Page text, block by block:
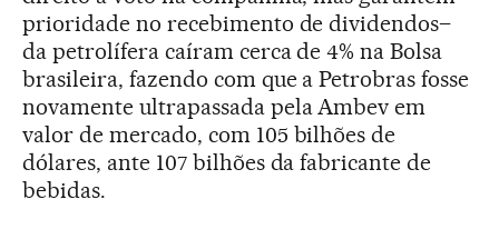
prioridade no recebimento de dividendos–
da petrolífera caíram cerca de 4% na Bolsa
brasileira, fazendo com que a Petrobras fosse
novamente ultrapassada pela Ambev em
valor de mercado, com 105 bilhões de
dólares, ante 107 bilhões da fabricante de
bebidas.